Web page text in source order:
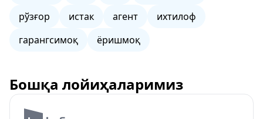
рўзғор
истак агент
ихтилоф
гарангсимоқ
ёришмоқ
Бошқа лойиҳаларимиз